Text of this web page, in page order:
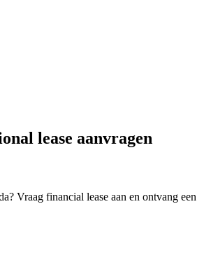
lease aanvragen
Vraag financial lease aan en ontvang een